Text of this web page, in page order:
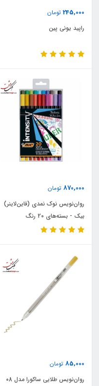
245,000 تومان
راپید یونی پین
870,000 تومان
روان‌نویس نوک نمدی (فاین‌لاینر)
بیک - بسته‌های 20 رنگ
85,000 تومان
روان‌نویس طلایی ساکورا مدل 08